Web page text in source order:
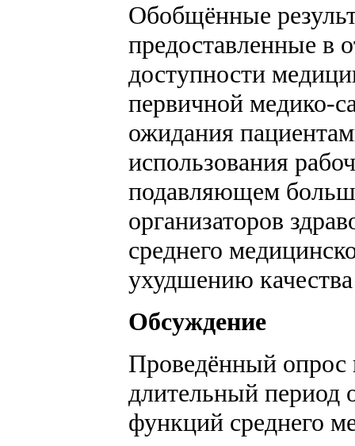
Обобщённые
предоставленные в
доступности
первичной медико-
ожидания
использования
подавляющем
организаторов
среднего
ухудшению
Обсуждение
Проведённый опрос
длительный период
функций среднего